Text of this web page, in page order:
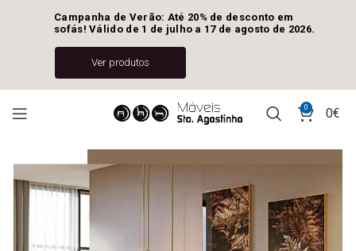
0 0€
Campanha de Verão: Até 20% de desconto em
sofás! Válido de 1 de julho a 17 de agosto de 2026.
Ver produtos